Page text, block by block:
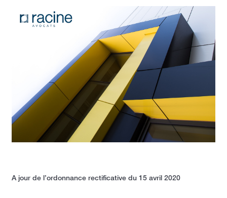
A jour de l’ordonnance rectificative du 15 avril 2020